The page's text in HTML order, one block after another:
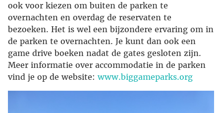
ook voor kiezen om buiten de parken te
overnachten en overdag de reservaten te
bezoeken. Het is wel een bijzondere ervaring om in
de parken te overnachten. Je kunt dan ook een
game drive boeken nadat de gates gesloten zijn.
Meer informatie over accommodatie in de parken
vind je op de website: www.biggameparks.org